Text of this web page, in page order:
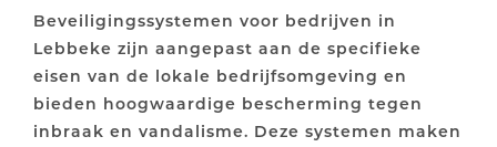
Beveiligingssystemen voor bedrijven in
Lebbeke zijn aangepast aan de specifieke
eisen van de lokale bedrijfsomgeving en
bieden hoogwaardige bescherming tegen
inbraak en vandalisme. Deze systemen maken